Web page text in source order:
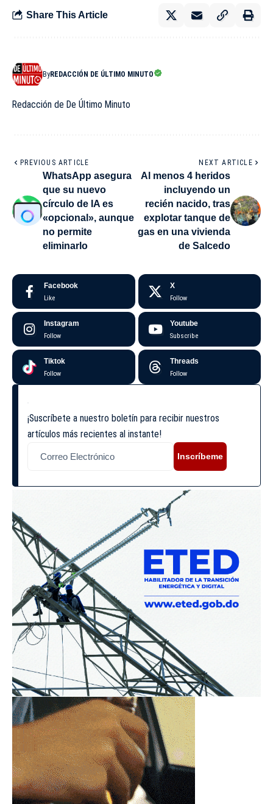
Share This Article
ByREDACCIÓN DE ÚLTIMO MINUTO
Redacción de De Último Minuto
PREVIOUS ARTICLE
WhatsApp asegura
que su nuevo
círculo de IA es
«opcional», aunque
no permite
eliminarlo
NEXT ARTICLE
Al menos 4 heridos
incluyendo un
recién nacido, tras
explotar tanque de
gas en una vivienda
de Salcedo
Facebook
Like
X
Follow
Instagram
Follow
Youtube
Subscribe
Tiktok
Follow
Threads
Follow
¡Suscríbete a nuestro boletín para recibir nuestros
artículos más recientes al instante!
Inscríbeme